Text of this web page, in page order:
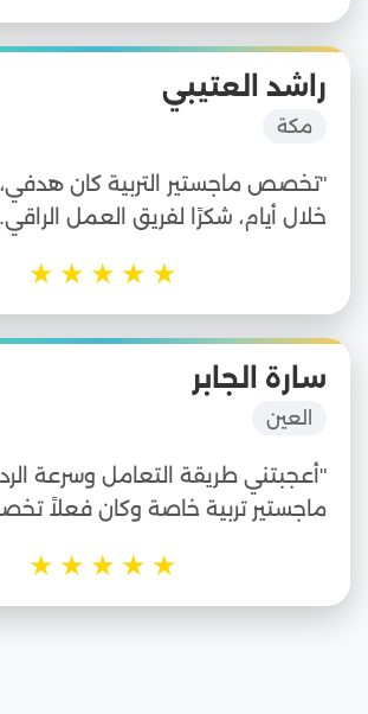
راشد العتيبي
مكة
"تخصص ماجستير التربية كان
خلال أيام، شكرًا لفريق العمل
★
★
★
★
★
سارة الجابر
العين
"أعجبتني طريقة التعامل وسرعة
ماجستير تربية خاصة وكان فعلاً
★
★
★
★
★